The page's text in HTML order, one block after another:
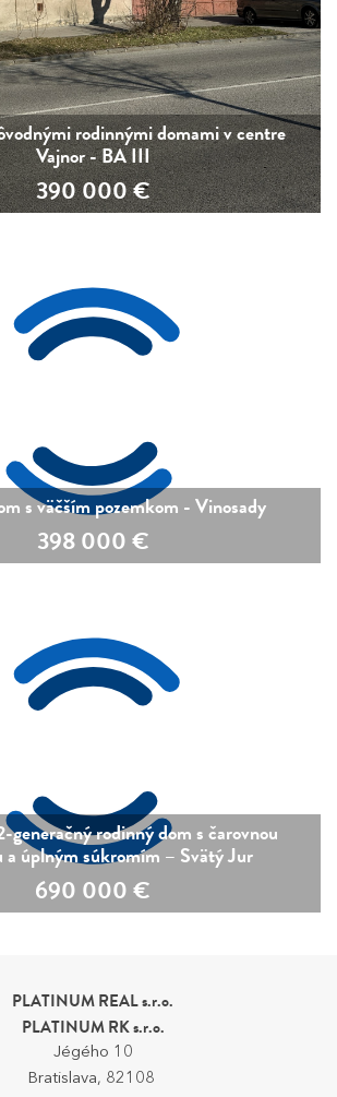
rodinnými domami v centre
Vajnor - BA III
390 000€
s väčším pozemkom - Vinosady
398 000€
generačný rodinný dom s čarovnou
a úplným súkromím – Svätý Jur
690 000€
PLATINUM REAL s.r.o.
PLATINUM RK s.r.o.
Jégého 10
Bratislava, 82108